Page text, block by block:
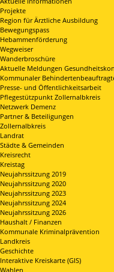
Projekte
Region für Ärztliche Ausbildung
Bewegungspass
Hebammenförderung
Wegweiser
Wanderbroschüre
Aktuelle Meldungen
Kommunaler
Presse- und Öffentlichkeitsarbeit
Pflegestützpunkt Zollernalbkreis
Netzwerk Demenz
Partner & Beteiligungen
Zollernalbkreis
Landrat
Städte & Gemeinden
Kreisrecht
Kreistag
Neujahrssitzung 2019
Neujahrssitzung 2020
Neujahrssitzung 2023
Neujahrssitzung 2024
Neujahrssitzung 2026
Haushalt / Finanzen
Kommunale Kriminalprävention
Landkreis
Geschichte
Interaktive Kreiskarte (GIS)
Wahlen